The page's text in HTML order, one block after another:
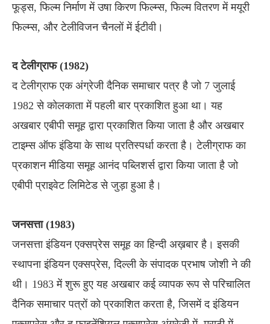
फूड्स, फिल्म निर्माण में उषा किरण फिल्म्स, फिल्म वितरण में मयूरी
फिल्म्स, और टेलीविजन चैनलों में ईटीवी।
द टेलीग्राफ (1982)
द टेलीग्राफ एक अंग्रेजी दैनिक समाचार पत्र है जो 7 जुलाई
1982 से कोलकाता में पहली बार प्रकाशित हुआ था। यह
अखबार एबीपी समूह द्वारा प्रकाशित किया जाता है और अखबार
टाइम्स ऑफ इंडिया के साथ प्रतिस्पर्धा करता है। टेलीग्राफ का
प्रकाशन मीडिया समूह आनंद पब्लिशर्स द्वारा किया जाता है जो
एबीपी प्राइवेट लिमिटेड से जुड़ा हुआ है।
जनसत्ता (1983)
जनसत्ता इंडियन एक्सप्रेस समूह का हिन्दी अख़बार है। इसकी
स्थापना इंडियन एक्सप्रेस, दिल्ली के संपादक प्रभाष जोशी ने की
थी। 1983 में शुरू हुए यह अखबार कई व्यापक रूप से परिचालित
दैनिक समाचार पत्रों को प्रकाशित करता है, जिसमें द इंडियन